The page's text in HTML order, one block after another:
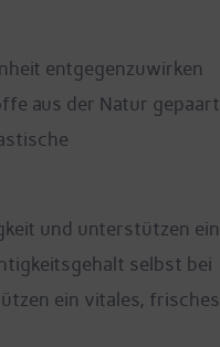
entgegenzuwirken
aus der Natur gepaart
und unterstützen ein
selbst bei
ein vitales, frisches